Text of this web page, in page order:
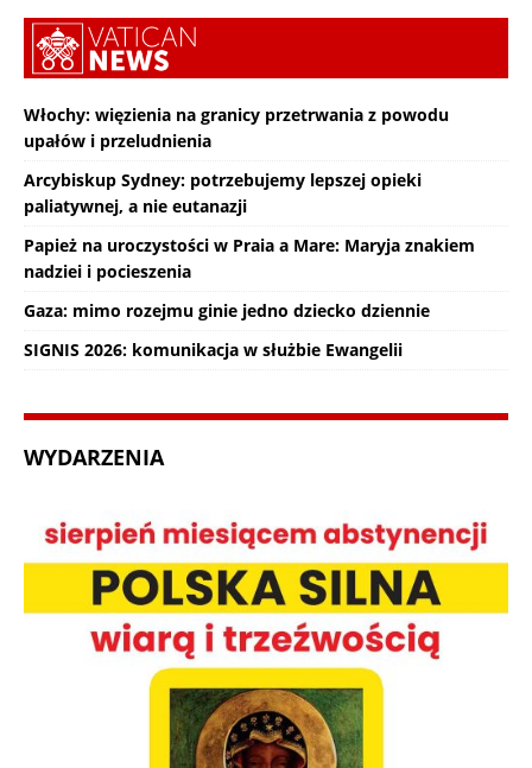
Włochy: więzienia na granicy przetrwania z powodu
upałów i przeludnienia
Arcybiskup Sydney: potrzebujemy lepszej opieki
paliatywnej, a nie eutanazji
Papież na uroczystości w Praia a Mare: Maryja znakiem
nadziei i pocieszenia
Gaza: mimo rozejmu ginie jedno dziecko dziennie
SIGNIS 2026: komunikacja w służbie Ewangelii
WYDARZENIA